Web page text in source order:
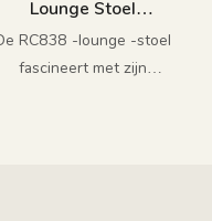
Lounge Stoel
Slaapkamer Rc846
RC838 -lounge -stoel
fascineert met zijn